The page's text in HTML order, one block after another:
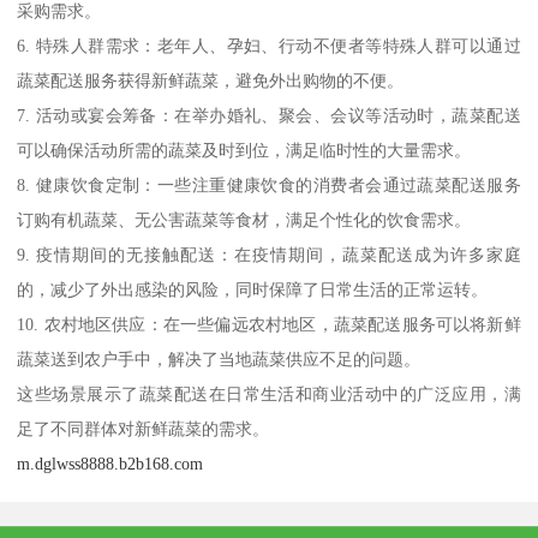
采购需求。
6. 特殊人群需求：老年人、孕妇、行动不便者等特殊人群可以通过
蔬菜配送服务获得新鲜蔬菜，避免外出购物的不便。
7. 活动或宴会筹备：在举办婚礼、聚会、会议等活动时，蔬菜配送
可以确保活动所需的蔬菜及时到位，满足临时性的大量需求。
8. 健康饮食定制：一些注重健康饮食的消费者会通过蔬菜配送服务
订购有机蔬菜、无公害蔬菜等食材，满足个性化的饮食需求。
9. 疫情期间的无接触配送：在疫情期间，蔬菜配送成为许多家庭
的，减少了外出感染的风险，同时保障了日常生活的正常运转。
10. 农村地区供应：在一些偏远农村地区，蔬菜配送服务可以将新鲜
蔬菜送到农户手中，解决了当地蔬菜供应不足的问题。
这些场景展示了蔬菜配送在日常生活和商业活动中的广泛应用，满
足了不同群体对新鲜蔬菜的需求。
m.dglwss8888.b2b168.com